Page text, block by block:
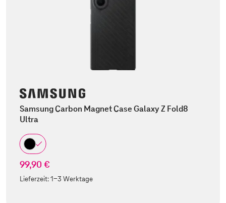
Samsung Carbon Magnet Case Galaxy Z Fold8
Ultra
99,90 €
Lieferzeit:1-3 Werktage